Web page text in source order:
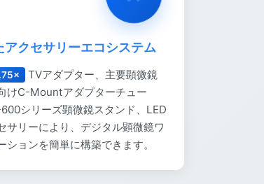
アクセサリーエコシステム
TVアダプター、主要顕微鏡
けC-Mountアダプターチュー
シリーズ顕微鏡スタンド、LED
サリーにより、デジタル顕微鏡ワ
ションを簡単に構築できます。